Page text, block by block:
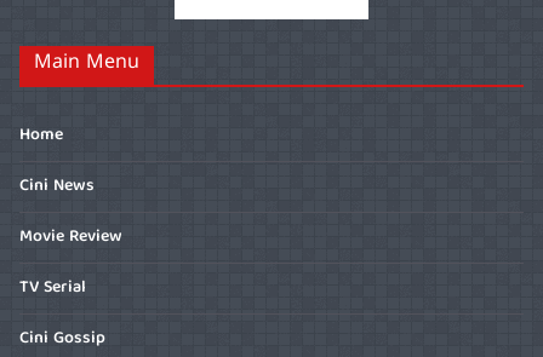
Main Menu
Home
Cini News
Movie Review
TV Serial
Cini Gossip